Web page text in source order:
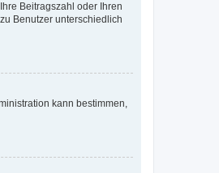
Beitragszahl oder Ihren
Benutzer unterschiedlich
kann bestimmen,